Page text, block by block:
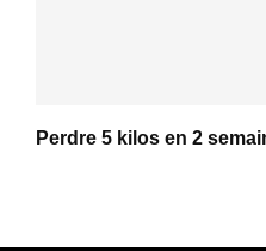
Perdre 5 kilos en 2